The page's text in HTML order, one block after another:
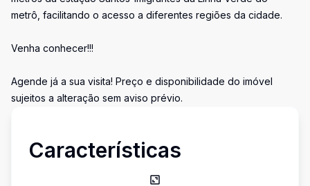
metrô, facilitando o acesso a diferentes regiões da cidade.
Venha conhecer!!!
Agende já a sua visita! Preço e disponibilidade do imóvel
sujeitos a alteração sem aviso prévio.
Características